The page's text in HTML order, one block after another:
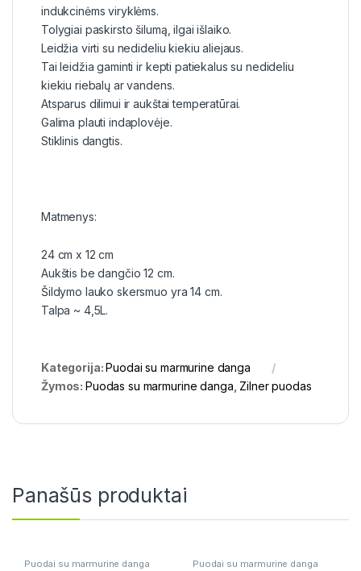
indukcinėms viryklėms.
Tolygiai paskirsto šilumą, ilgai išlaiko.
Leidžia virti su nedideliu kiekiu aliejaus.
Tai leidžia gaminti ir kepti patiekalus su nedideliu
kiekiu riebalų ar vandens.
Atsparus dilimui ir aukštai temperatūrai.
Galima plauti indaplovėje.
Stiklinis dangtis.
Matmenys:
24 cm x 12 cm
Aukštis be dangčio 12 cm.
Šildymo lauko skersmuo yra 14 cm.
Talpa ~ 4,5L.
Kategorija:Puodai su marmurine danga
Žymos:Puodas su marmurine danga Zilner puodas
Panašūs produktai
Puodai su marmurine danga Puodai su marmurine danga